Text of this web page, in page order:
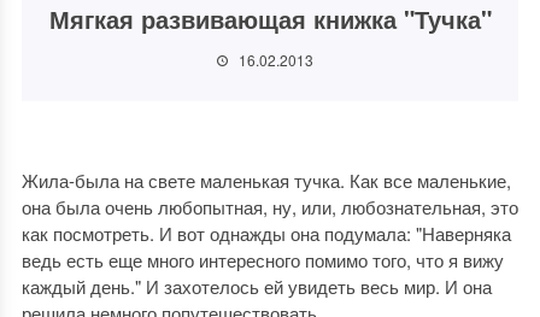
Мягкая развивающая книжка "Тучка"
16.02.2013
Жила-была на свете маленькая тучка. Как все маленькие,
она была очень любопытная, ну, или, любознательная, это
как посмотреть. И вот однажды она подумала: "Наверняка
ведь есть еще много интересного помимо того, что я вижу
каждый день." И захотелось ей увидеть весь мир. И она